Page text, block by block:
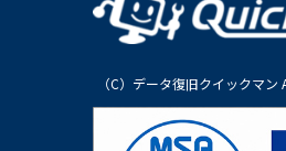
（C）データ復旧クイックマン